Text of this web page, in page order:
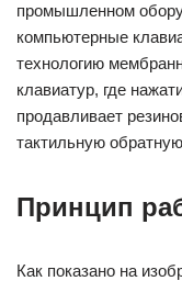
промышленном
компьютерные
технологию
клавиатур, где
продавливает
тактильную
Принцип
Как показано на